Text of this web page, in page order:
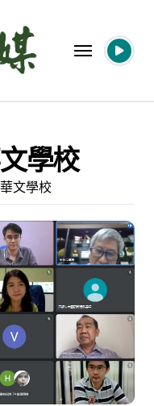
學校
文學校